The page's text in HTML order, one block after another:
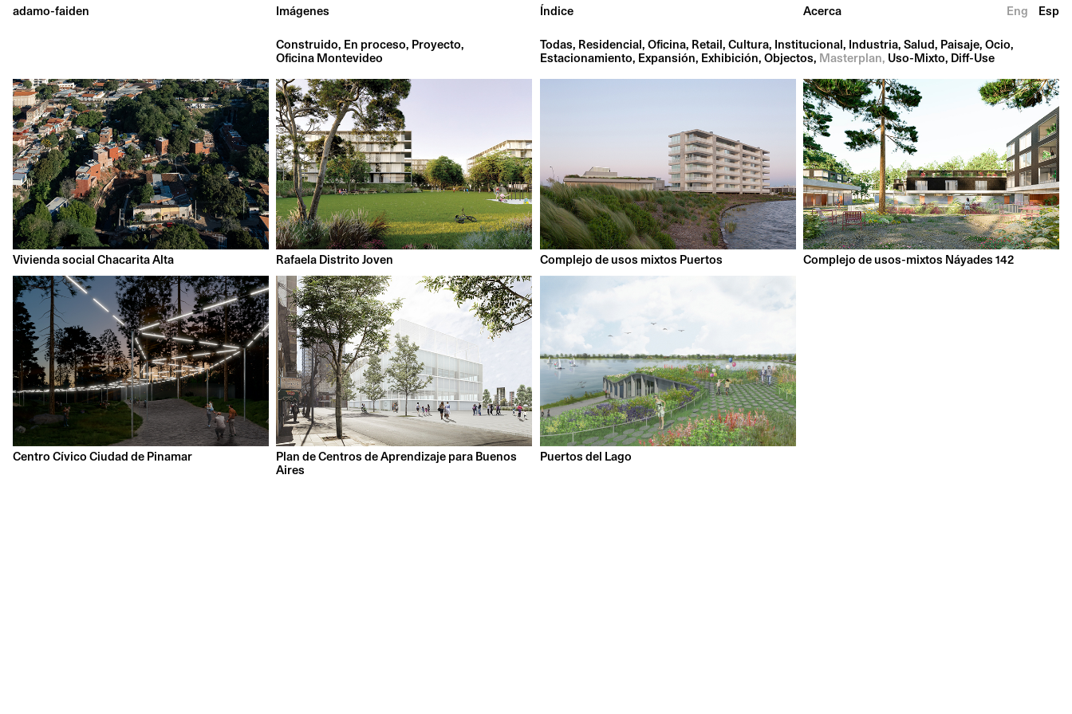
adamo-faiden Imágenes Índice Acerca Eng Esp
Construido En proceso Proyecto
Oficina Montevideo
Todas Residencial Oficina Retail Cultura Institucional Industria Salud Paisaje Ocio
Estacionamiento Expansión Exhibición Objectos Masterplan Uso-Mixto Diff-Use
Vivienda social Chacarita Alta Rafaela Distrito Joven Complejo de usos mixtos Puertos Complejo de usos-mixtos Náyades 142
Centro Cívico Ciudad de Pinamar
Plan de Centros de Aprendizaje para Buenos
Aires
Puertos del Lago